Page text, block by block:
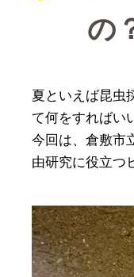
の
夏といえば昆虫
て何をすればい
今回は、倉敷市
由研究に役立つ